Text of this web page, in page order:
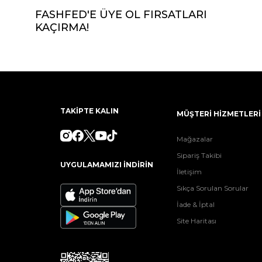
FASHFED'E ÜYE OL FIRSATLARI
KAÇIRMA!
TAKİPTE KALIN
UYGULAMAMIZI İNDİRİN
MÜŞTERİ HİZMETLERİ
Mağazalar
Sipariş Takibi
İletişim
Sıkça Sorulan Sorular
İade & İptal
Site Haritası